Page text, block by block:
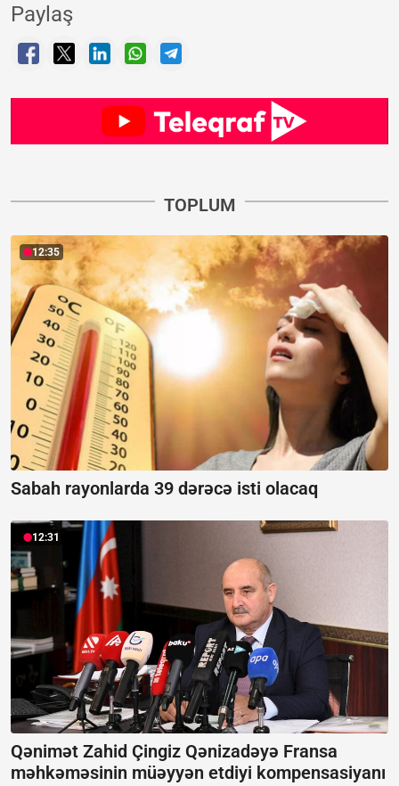
Paylaş
TOPLUM
12:35
Sabah rayonlarda 39 dərəcə isti olacaq
12:31
Qənimət Zahid Çingiz Qənizadəyə Fransa
məhkəməsinin müəyyən etdiyi kompensasiyanı